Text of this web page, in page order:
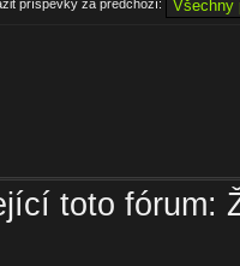
příspěvky za předchozí:
toto fórum: